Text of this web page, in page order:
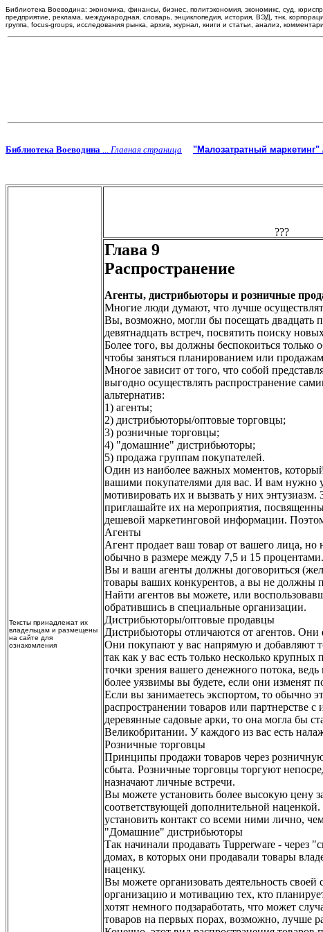
Библиотека Воеводина: экономика, финансы, бизнес, политэкономия, экономикс, суд,
предприятие, реклама, международная, словарь, энциклопедия, история, ВЭД, тнк,
группа, focus-groups, исследования рынка, архив, журнал, книги и статьи, анализ,
Библиотека Воеводина ... Главная страница "Малозатратный
Тексты принадлежат их
владельцам и размещены
на сайте для
ознакомления
Глава 9
Распространение
Агенты, дистрибьюторы и розничные
Многие люди думают, что лучше
Вы, возможно, могли бы посещать двадцать
девятнадцать встреч, посвятить поиску
Более того, вы должны беспокоиться только
чтобы заняться планированием или
Многое зависит от того, что собой
выгодно осуществлять распространение
альтернатив:
1) агенты;
2) дистрибьюторы/оптовые торговцы;
3) розничные торговцы;
4) "домашние" дистрибьюторы;
5) продажа группам покупателей.
Один из наиболее важных моментов, который
вашими покупателями для вас. И вам нужно
мотивировать их и вызвать у них
приглашайте их на мероприятия,
дешевой маркетинговой информации.
Агенты
Агент продает ваш товар от вашего лица,
обычно в размере между 7,5 и 15 процентами.
Вы и ваши агенты должны договориться
товары ваших конкурентов, а вы не должны
Найти агентов вы можете, или
обратившись в специальные организации.
Дистрибьюторы/оптовые продавцы
Дистрибьюторы отличаются от агентов.
Они покупают у вас напрямую и добавляют
так как у вас есть только несколько
точки зрения вашего денежного потока,
более уязвимы вы будете, если они изменят
Если вы занимаетесь экспортом, то обычно
распространении товаров или партнерстве
деревянные садовые арки, то она могла бы
Великобритании. У каждого из вас есть
Розничные торговцы
Принципы продажи товаров через
сбыта. Розничные торговцы торгуют
назначают личные встречи.
Вы можете установить более высокую цену
соответствующей дополнительной
установить контакт со всеми ними лично,
"Домашние" дистрибьюторы
Так начинали продавать Tupperware -
домах, в которых они продавали товары
наценку.
Вы можете организовать деятельность
организацию и мотивацию тех, кто
хотят немного подзаработать, что может
товаров на первых порах, возможно, лучше